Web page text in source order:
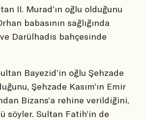
II. Murad’ın oğlu olduğunu
babasının sağlığında
Darülhadis bahçesinde
Bayezid’in oğlu Şehzade
Şehzade Kasım’ın Emir
Bizans’a rehine verildiğini,
söyler. Sultan Fatih’in de